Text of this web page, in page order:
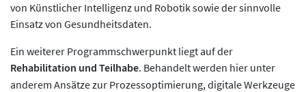
von Künstlicher Intelligenz und Robotik sowie der sinnvolle
Einsatz von Gesundheitsdaten.
Ein weiterer Programmschwerpunkt liegt auf der
Rehabilitation und Teilhabe. Behandelt werden hier unter
anderem Ansätze zur Prozessoptimierung, digitale Werkzeuge